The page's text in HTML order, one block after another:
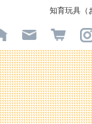
知育玩具（